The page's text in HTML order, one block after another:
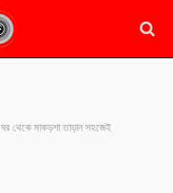
ঘর থেকে মাকড়শা তাড়ান সহজেই